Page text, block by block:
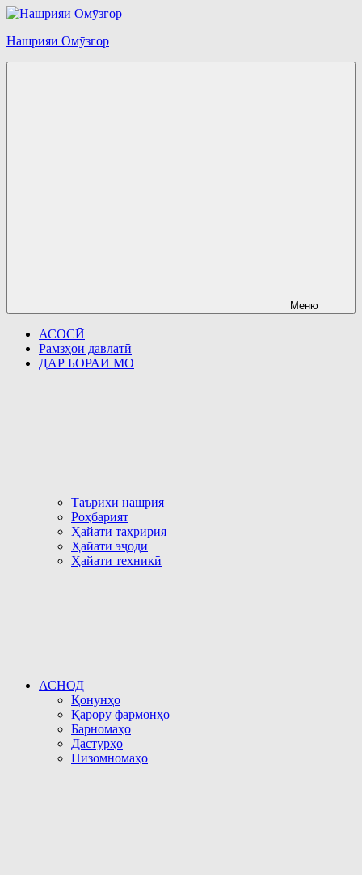
Перейти
содержимому
Нашрияи Омӯзгор
Меню
АСОСӢ
Рамзҳои давлатӣ
ДАР БОРАИ МО
Таърихи нашрия
Роҳбарият
Ҳайати таҳририя
Ҳайати эҷодӣ
Ҳайати техникӣ
АСНОД
Қонунҳо
Қарору фармонҳо
Барномаҳо
Дастурҳо
Низомномаҳо